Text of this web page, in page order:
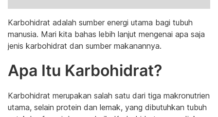
Karbohidrat adalah sumber energi utama bagi tubuh
manusia. Mari kita bahas lebih lanjut mengenai apa saja
jenis karbohidrat dan sumber makanannya.
Apa Itu Karbohidrat?
Karbohidrat merupakan salah satu dari tiga makronutrien
utama, selain protein dan lemak, yang dibutuhkan tubuh